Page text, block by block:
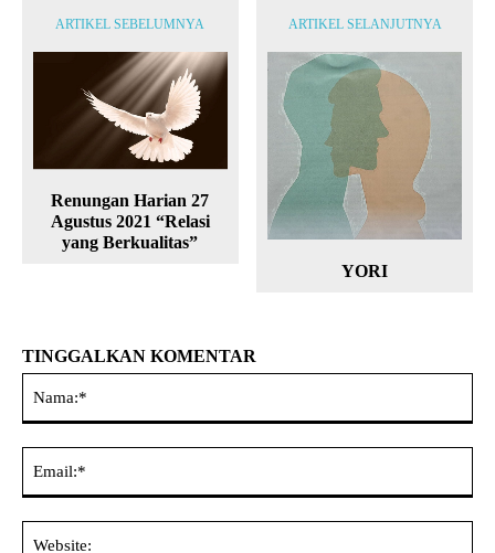
ARTIKEL SEBELUMNYA
Renungan Harian 27
Agustus 2021 “Relasi
yang Berkualitas”
ARTIKEL SELANJUTNYA
YORI
TINGGALKAN KOMENTAR